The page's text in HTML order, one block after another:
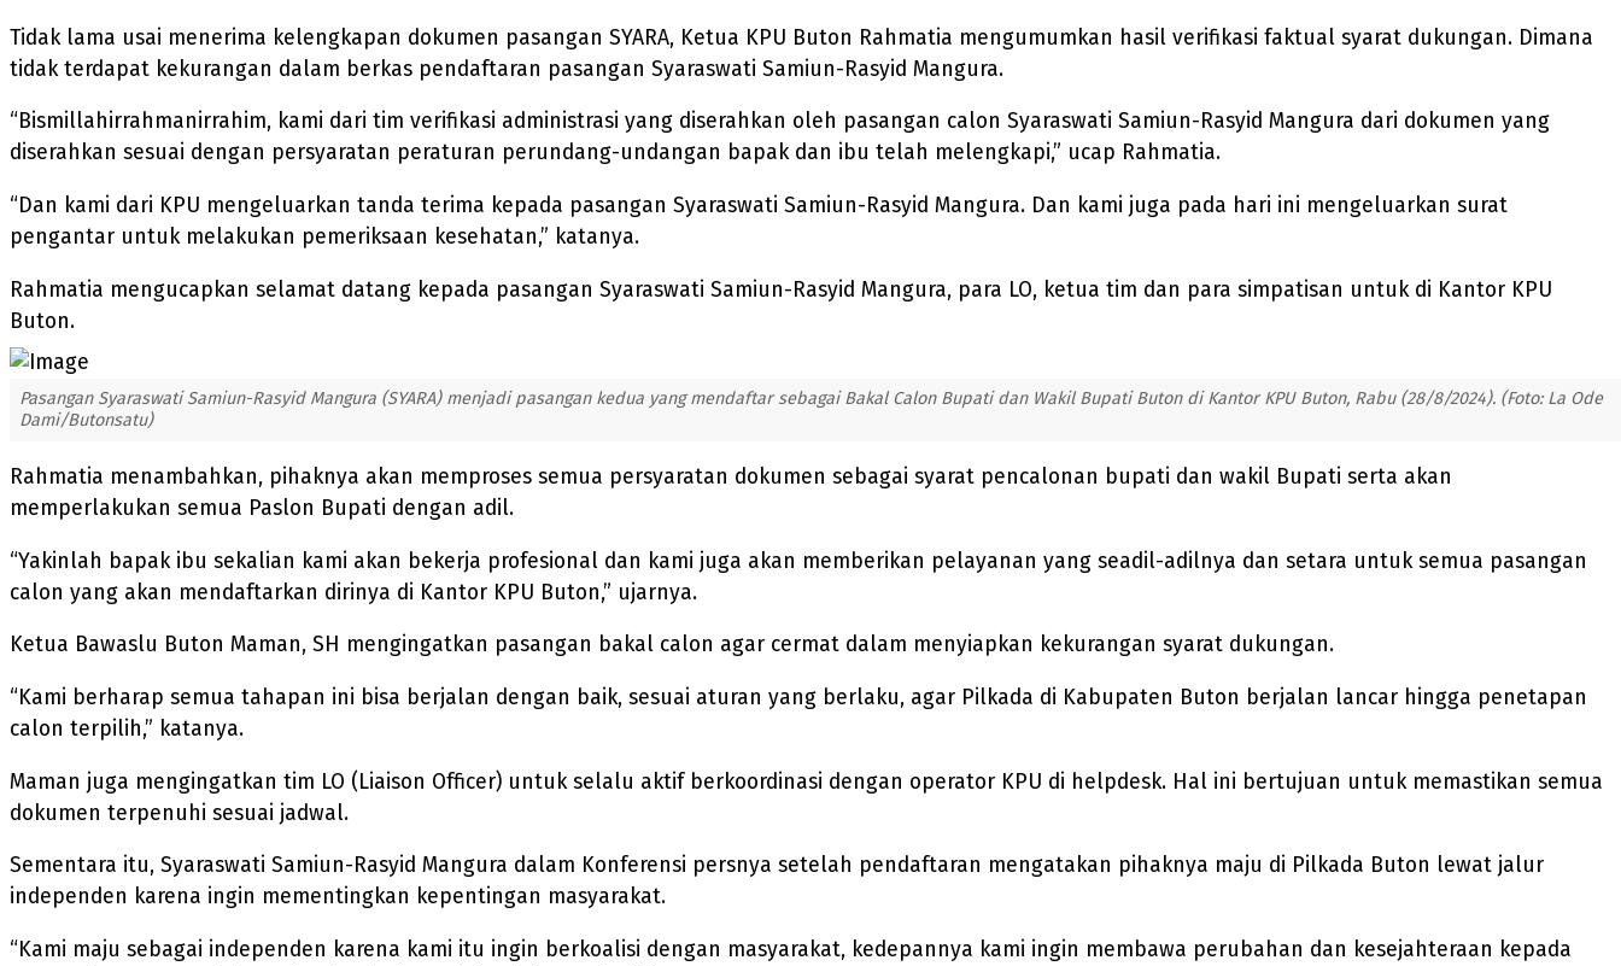
Tidak lama usai menerima kelengkapan dokumen pasangan SYARA, Ketua KPU Buton Rahmatia mengumumkan hasil verifikasi faktual syarat dukungan. Dimana
tidak terdapat kekurangan dalam berkas pendaftaran pasangan Syaraswati Samiun-Rasyid Mangura.
“Bismillahirrahmanirrahim, kami dari tim verifikasi administrasi yang diserahkan oleh pasangan calon Syaraswati Samiun-Rasyid Mangura dari dokumen yang
diserahkan sesuai dengan persyaratan peraturan perundang-undangan bapak dan ibu telah melengkapi,” ucap Rahmatia.
“Dan kami dari KPU mengeluarkan tanda terima kepada pasangan Syaraswati Samiun-Rasyid Mangura. Dan kami juga pada hari ini mengeluarkan surat
pengantar untuk melakukan pemeriksaan kesehatan,” katanya.
Rahmatia mengucapkan selamat datang kepada pasangan Syaraswati Samiun-Rasyid Mangura, para LO, ketua tim dan para simpatisan untuk di Kantor KPU
Buton.
Pasangan Syaraswati Samiun-Rasyid Mangura (SYARA) menjadi pasangan kedua yang mendaftar sebagai Bakal Calon Bupati dan Wakil Bupati Buton di Kantor KPU Buton, Rabu (28/8/2024). (Foto: La Ode
Dami/Butonsatu)
Rahmatia menambahkan, pihaknya akan memproses semua persyaratan dokumen sebagai syarat pencalonan bupati dan wakil Bupati serta akan
memperlakukan semua Paslon Bupati dengan adil.
“Yakinlah bapak ibu sekalian kami akan bekerja profesional dan kami juga akan memberikan pelayanan yang seadil-adilnya dan setara untuk semua pasangan
calon yang akan mendaftarkan dirinya di Kantor KPU Buton,” ujarnya.
Ketua Bawaslu Buton Maman, SH mengingatkan pasangan bakal calon agar cermat dalam menyiapkan kekurangan syarat dukungan.
“Kami berharap semua tahapan ini bisa berjalan dengan baik, sesuai aturan yang berlaku, agar Pilkada di Kabupaten Buton berjalan lancar hingga penetapan
calon terpilih,” katanya.
Maman juga mengingatkan tim LO (Liaison Officer) untuk selalu aktif berkoordinasi dengan operator KPU di helpdesk. Hal ini bertujuan untuk memastikan semua
dokumen terpenuhi sesuai jadwal.
Sementara itu, Syaraswati Samiun-Rasyid Mangura dalam Konferensi persnya setelah pendaftaran mengatakan pihaknya maju di Pilkada Buton lewat jalur
independen karena ingin mementingkan kepentingan masyarakat.
“Kami maju sebagai independen karena kami itu ingin berkoalisi dengan masyarakat, kedepannya kami ingin membawa perubahan dan kesejahteraan kepada